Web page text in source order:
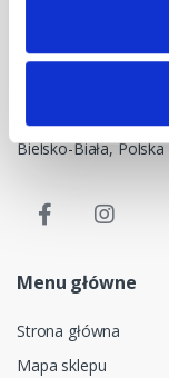
Nasz adres
NIP: 5482614481,
Bielsko-Biała, Polska
Menu główne
Strona główna
Mapa sklepu